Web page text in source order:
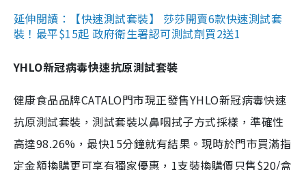
延伸閱讀：【快速測試套裝】 莎莎開賣6款快速測試套
裝！最平$15起 政府衛生署認可測試劑買2送1
YHLO新冠病毒快速抗原測試套裝
健康食品品牌CATALO門市現正發售YHLO新冠病毒快速
抗原測試套裝，測試套裝以鼻咽拭子方式採樣，準確性
高達98.26%，最快15分鐘就有結果。現時於門市買滿指
定金額換購更可享有獨家優惠，1支裝換購價只售$20/盒